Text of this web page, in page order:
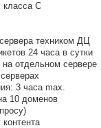
класса C
техником ДЦ
24 часа в сутки
на отдельном сервере
3 часа max.
10 доменов